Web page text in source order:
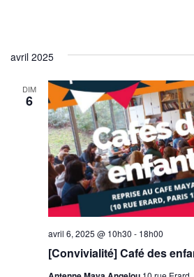
avril 2025
DIM
6
[Convivialité] Café des
avril 6, 2025 @ 10h30 - 18h00